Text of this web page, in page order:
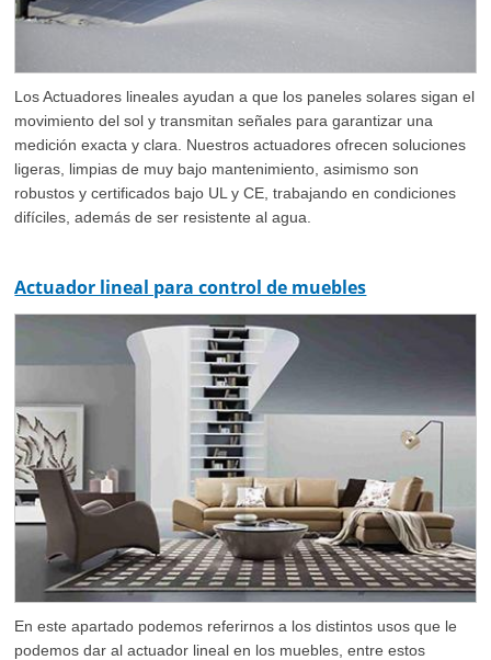
Los Actuadores lineales ayudan a que los paneles solares sigan el
movimiento del sol y transmitan señales para garantizar una
medición exacta y clara. Nuestros actuadores ofrecen soluciones
ligeras, limpias de muy bajo mantenimiento, asimismo son
robustos y certificados bajo UL y CE, trabajando en condiciones
difíciles, además de ser resistente al agua.
Actuador lineal para control de muebles
En este apartado podemos referirnos a los distintos usos que le
podemos dar al actuador lineal en los muebles, entre estos